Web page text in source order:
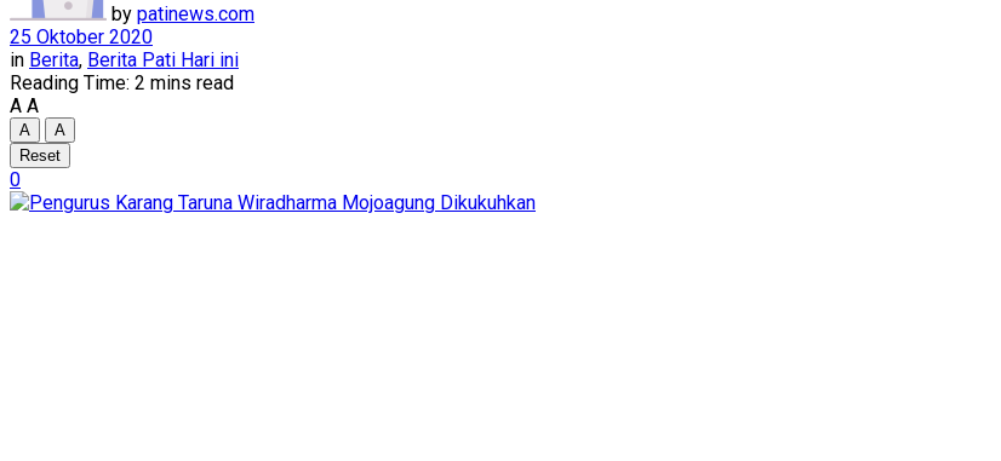
by patinews.com
25 Oktober 2020
in Berita, Berita Pati Hari ini
Reading Time: 2 mins read
A A
A
A
Reset
0